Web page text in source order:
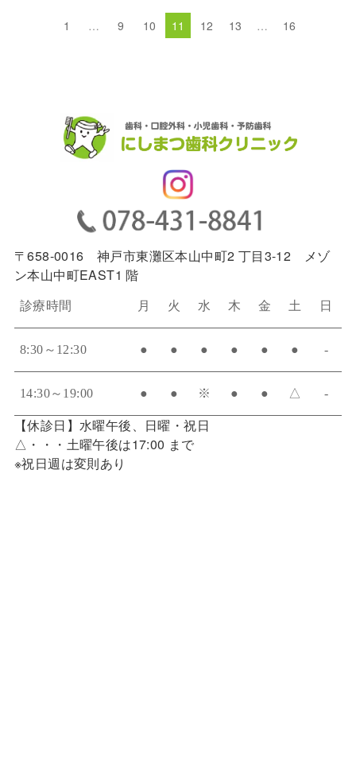
1 … 9 10 11 12 13 … 16
〒658-0016 神戸市東灘区本山中町2 丁目3-12 メゾ
ン本山中町EAST1 階
診療時間 月 火 水 木 金 土 日
8:30～12:30 ● ● ● ● ● ● -
14:30～19:00 ● ● ※ ● ● △ -
【休診日】水曜午後、日曜・祝日
△・・・土曜午後は17:00 まで
※祝日週は変則あり